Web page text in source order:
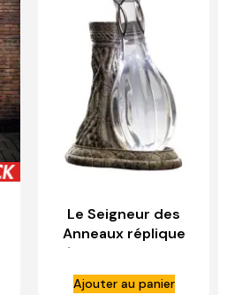
Le Seigneur des
Anneaux réplique
1/1 Galadriel’s Phial
– WETA WORKSHOP
Ajouter au panier